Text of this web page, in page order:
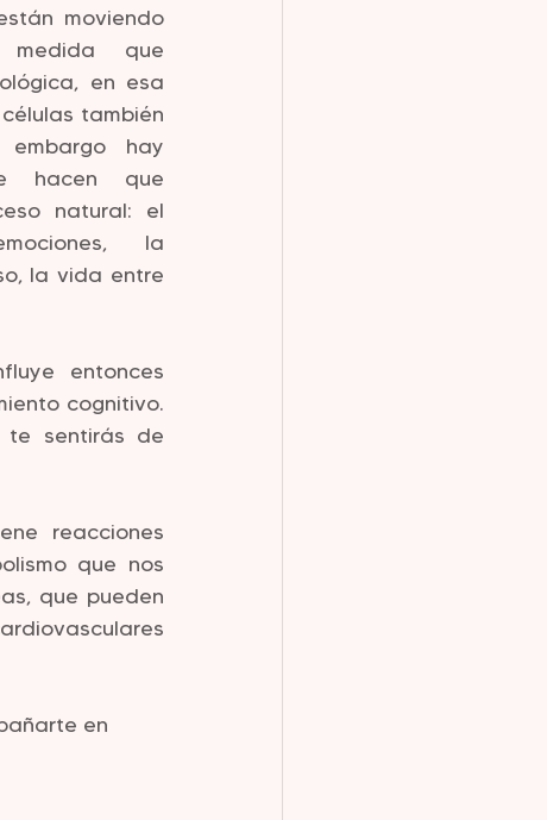
moviendo
que
en esa
también
embargo hay
hacen que
natural: el
la
la vida entre
entonces
cognitivo.
te sentirás de
reacciones
que nos
que pueden
en